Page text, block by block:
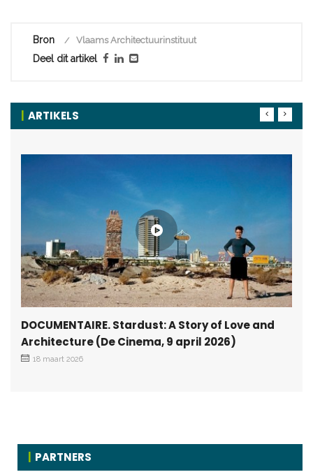
Bron Vlaams Architectuurinstituut
Deel dit artikel
ARTIKELS
DOCUMENTAIRE. Stardust: A Story of Love and
Architecture (De Cinema, 9 april 2026)
18 maart 2026
PARTNERS